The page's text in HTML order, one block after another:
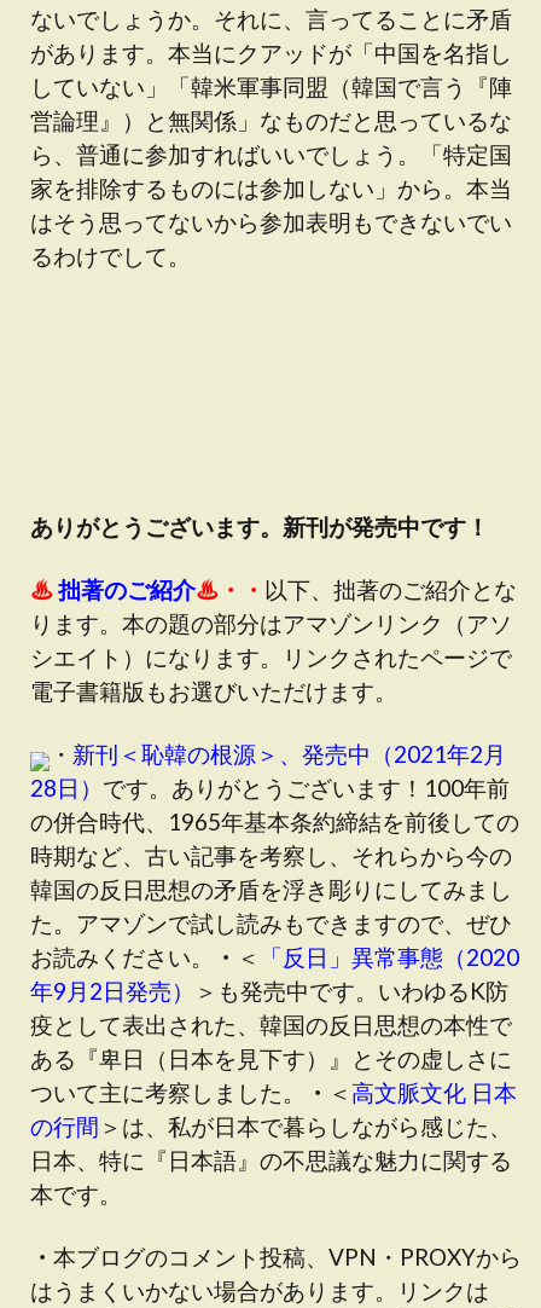
ないでしょうか。それに、言ってることに矛盾
があります。本当にクアッドが「中国を名指し
していない」「韓米軍事同盟（韓国で言う『陣
営論理』）と無関係」なものだと思っているな
ら、普通に参加すればいいでしょう。「特定国
家を排除するものには参加しない」から。本当
はそう思ってないから参加表明もできないでい
るわけでして。
ありがとうございます。新刊が発売中です！
♨拙著のご紹介♨・・ 以下、拙著のご紹介とな
ります。本の題の部分はアマゾンリンク（アソ
シエイト） になります。リンクされたページで
電子書籍版もお選びいただけます。
・ 新刊＜恥韓の根源＞、発売中（2021年2月
28日） です。ありがとうございます！100年前
の併合時代、1965年基本条約締結を前後しての
時期など、古い記事を考察し、それらから今の
韓国の反日思想の矛盾を浮き彫りにしてみまし
た。 アマゾンで試し読みもできますので、ぜひ
お読みください。
・ ＜
「反日」異常事態（2020
年9月2日発売）
＞も発売中です。いわゆるK防
疫として表出された、韓国の反日思想の本性で
ある『卑日（日本を見下す）』とその虚しさに
ついて主に考察しました。
・ ＜高文脈文化 日本
の行間 ＞は、私が日本で暮らしながら感じた、
日本、特に『日本語』の不思議な魅力に関する
本です。
・ 本ブログのコメント投稿、VPN・PROXYから
はうまくいかない場合があります。リンクは